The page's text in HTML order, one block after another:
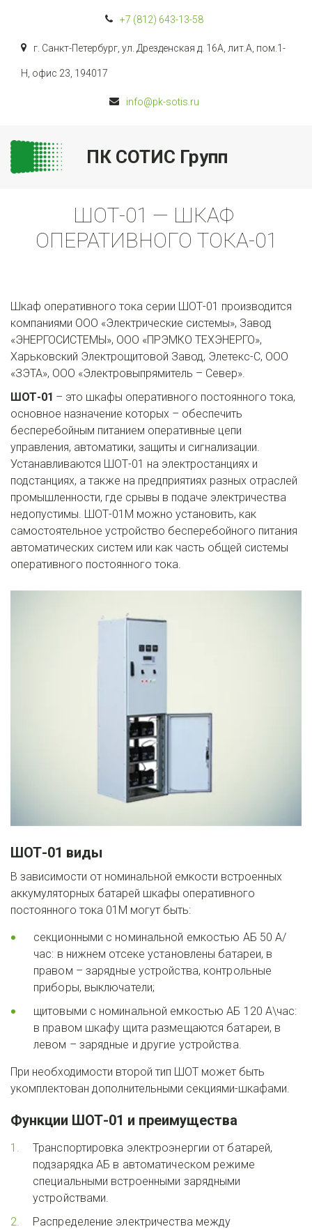
+7 (812) 643-13-58
г. Санкт-Петербург ул. Дрезденская д. 16А, лит.А, пом.1-
Н, офис 23 194017
info@pk-sotis.ru
ПК СОТИС Групп
ШОТ-01 — ШКАФ
ОПЕРАТИВНОГО ТОКА-01
Шкаф оперативного тока серии ШОТ-01 производится
компаниями ООО «Электрические системы», Завод
«ЭНЕРГОСИСТЕМЫ», ООО «ПРЭМКО ТЕХЭНЕРГО»,
Харьковский Электрощитовой Завод, Элетекс-С, ООО
«ЗЭТА», ООО «Электровыпрямитель – Север».
ШОТ-01 – это шкафы оперативного постоянного тока,
основное назначение которых – обеспечить
бесперебойным питанием оперативные цепи
управления, автоматики, защиты и сигнализации.
Устанавливаются ШОТ-01 на электростанциях и
подстанциях, а также на предприятиях разных отраслей
промышленности, где срывы в подаче электричества
недопустимы. ШОТ-01М можно установить, как
самостоятельное устройство бесперебойного питания
автоматических систем или как часть общей системы
оперативного постоянного тока.
ШОТ-01 виды
В зависимости от номинальной емкости встроенных
аккумуляторных батарей шкафы оперативного
постоянного тока 01М могут быть:
секционными с номинальной емкостью АБ 50 А/
час: в нижнем отсеке установлены батареи, в
правом – зарядные устройства, контрольные
приборы, выключатели;
щитовыми с номинальной емкостью АБ 120 А\час:
в правом шкафу щита размещаются батареи, в
левом – зарядные и другие устройства.
При необходимости второй тип ШОТ может быть
укомплектован дополнительными секциями-шкафами.
Функции ШОТ-01 и преимущества
Транспортировка электроэнергии от батарей,
подзарядка АБ в автоматическом режиме
специальными встроенными зарядными
устройствами.
Распределение электричества между